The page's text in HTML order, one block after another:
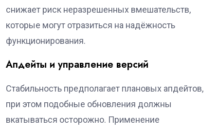
снижает риск неразрешенных вмешательств,
которые могут отразиться на надёжность
функционирования.
Апдейты и управление версий
Стабильность предполагает плановых апдейтов,
при этом подобные обновления должны
вкатываться осторожно. Применение